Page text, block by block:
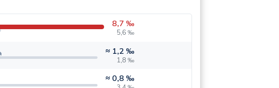
8,7 ‰
5,6 ‰
≈ 1,2 ‰
1,8 ‰
≈0,8 ‰